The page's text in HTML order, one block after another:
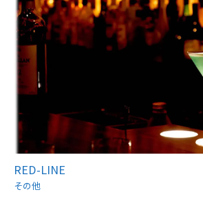
RED-LINE
その他